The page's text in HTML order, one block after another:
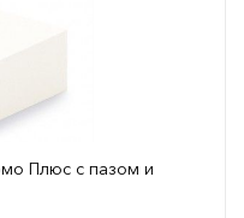
Плюс с пазом и